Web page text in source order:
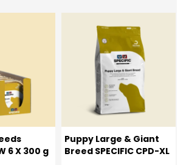
6 X 300 g
Puppy Large & Giant
Breed SPECIFIC CPD-XL